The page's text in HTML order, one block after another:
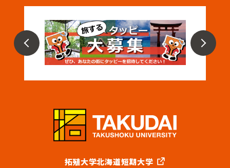
Next
拓殖大学北海道短期大学